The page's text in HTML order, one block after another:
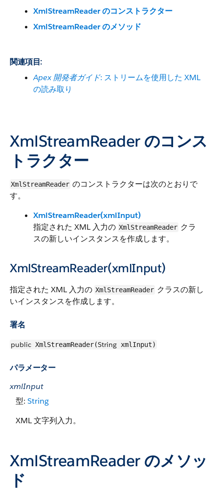
XmlStreamReader のコンストラクター
XmlStreamReader のメソッド
関連項目:
Apex 開発者ガイド: ストリームを使用した XML
の読み取り
XmlStreamReader のコンス
トラクター
XmlStreamReader のコンストラクターは次のとおりで
す。
XmlStreamReader(xmlInput)
指定された XML 入力の XmlStreamReader クラ
スの新しいインスタンスを作成します。
XmlStreamReader(xmlInput)
指定された XML 入力の XmlStreamReader クラスの新し
いインスタンスを作成します。
署名
public XmlStreamReader(String xmlInput)
パラメーター
xmlInput
型: String
XML 文字列入力。
XmlStreamReader のメソッ
ド